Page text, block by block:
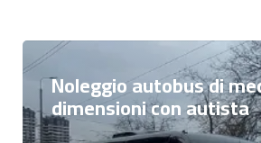
Noleggio autobus di
dimensioni con autista